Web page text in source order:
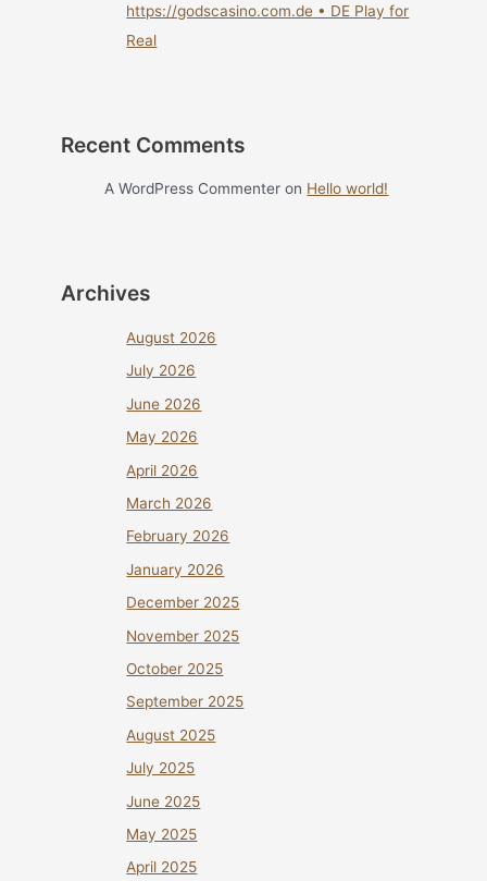
https://godscasino.com.de • DE Play for
Real
Recent Comments
A WordPress Commenter on Hello world!
Archives
August 2026
July 2026
June 2026
May 2026
April 2026
March 2026
February 2026
January 2026
December 2025
November 2025
October 2025
September 2025
August 2025
July 2025
June 2025
May 2025
April 2025